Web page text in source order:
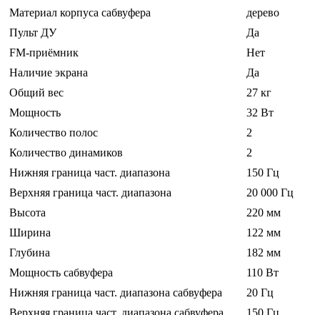
Материал корпуса сабвуфера
дерево
Пульт ДУ
Да
FM-приёмник
Нет
Наличие экрана
Да
Общий вес
27 кг
Мощность
32 Вт
Количество полос
2
Количество динамиков
2
Нижняя граница част. диапазона
150 Гц
Верхняя граница част. диапазона
20 000 Гц
Высота
220 мм
Ширина
122 мм
Глубина
182 мм
Мощность сабвуфера
110 Вт
Нижняя граница част. диапазона сабвуфера
20 Гц